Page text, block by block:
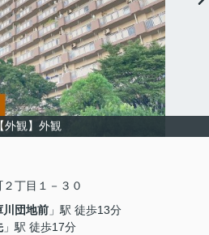
【外観】外観
丁目１－３０
川団地前 」駅 徒歩13分
」駅 徒歩17分